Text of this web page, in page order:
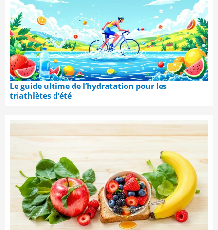
Le guide ultime de l’hydratation pour les
triathlètes d’été